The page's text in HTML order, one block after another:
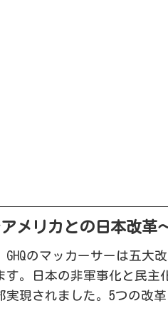
メリカとの日本改革
GHQのマッカーサーは五大
す。日本の非軍事化と民主
実現されました。5つの改
、教育制度改革、圧政撤廃